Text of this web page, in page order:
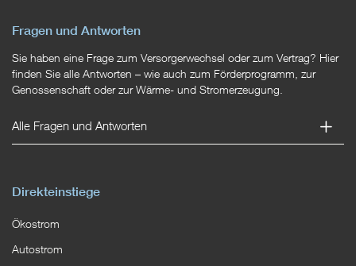
Fragen und Antworten
Sie haben eine Frage zum Versorgerwechsel oder zum Vertrag? Hier
finden Sie alle Antworten – wie auch zum Förderprogramm, zur
Genossenschaft oder zur Wärme- und Stromerzeugung.
Alle Fragen und Antworten
Direkteinstiege
Ökostrom
Autostrom